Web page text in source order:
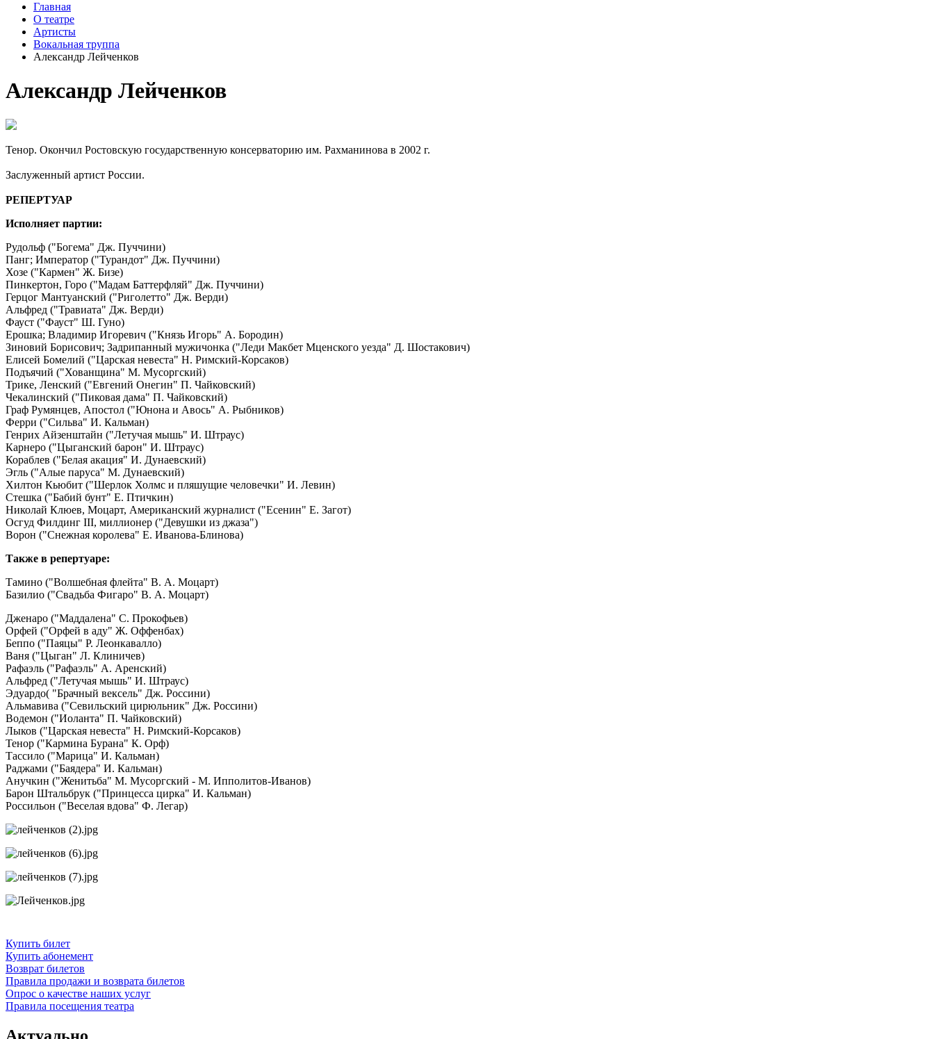
Главная
О театре
Артисты
Вокальная труппа
Александр Лейченков
Александр Лейченков
Тенор. Окончил Ростовскую государственную консерваторию им. Рахманинова в 2002 г.
Заслуженный артист России.
РЕПЕРТУАР
Исполняет партии:
Рудольф ("Богема" Дж. Пуччини)
Панг; Император ("Турандот" Дж. Пуччини)
Хозе ("Кармен" Ж. Бизе)
Пинкертон, Горо ("Мадам Баттерфляй" Дж. Пуччини)
Герцог Мантуанский ("Риголетто" Дж. Верди)
Альфред ("Травиата" Дж. Верди)
Фауст ("Фауст" Ш. Гуно)
Ерошка; Владимир Игоревич ("Князь Игорь" А. Бородин)
Зиновий Борисович; Задрипанный мужичонка ("Леди Макбет Мценского уезда" Д. Шостакович)
Елисей Бомелий ("Царская невеста" Н. Римский-Корсаков)
Подъячий ("Хованщина" М. Мусоргский)
Трике, Ленский ("Евгений Онегин" П. Чайковский)
Чекалинский ("Пиковая дама" П. Чайковский)
Граф Румянцев, Апостол ("Юнона и Авось" А. Рыбников)
Ферри ("Сильва" И. Кальман)
Генрих Айзенштайн ("Летучая мышь" И. Штраус)
Карнеро ("Цыганский барон" И. Штраус)
Кораблев ("Белая акация" И. Дунаевский)
Эгль ("Алые паруса" М. Дунаевский)
Хилтон Кьюбит ("Шерлок Холмс и пляшущие человечки" И. Левин)
Стешка ("Бабий бунт" Е. Птичкин)
Николай Клюев, Моцарт, Американский журналист ("Есенин" Е. Загот)
Осгуд Филдинг III, миллионер ("Девушки из джаза")
Ворон ("Снежная королева" Е. Иванова-Блинова)
Также в репертуаре:
Тамино ("Волшебная флейта" В. А. Моцарт)
Базилио ("Свадьба Фигаро" В. А. Моцарт)
Дженаро ("Маддалена" С. Прокофьев)
Орфей ("Орфей в аду" Ж. Оффенбах)
Беппо ("Паяцы" Р. Леонкавалло)
Ваня ("Цыган" Л. Клиничев)
Рафаэль ("Рафаэль" А. Аренский)
Альфред ("Летучая мышь" И. Штраус)
Эдуардо( "Брачный вексель" Дж. Россини)
Альмавива ("Севильский цирюльник" Дж. Россини)
Водемон ("Иоланта" П. Чайковский)
Лыков ("Царская невеста" Н. Римский-Корсаков)
Тенор ("Кармина Бурана" К. Орф)
Тассило ("Марица" И. Кальман)
Раджами ("Баядера" И. Кальман)
Анучкин ("Женитьба" М. Мусоргский - М. Ипполитов-Иванов)
Барон Штальбрук ("Принцесса цирка" И. Кальман)
Россильон ("Веселая вдова" Ф. Легар)
Купить билет
Купить абонемент
Возврат билетов
Правила продажи и возврата билетов
Опрос о качестве наших услуг
Правила посещения театра
Актуально